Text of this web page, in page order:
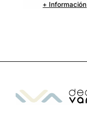
+ Información